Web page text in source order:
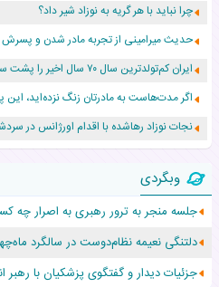
چرا نباید با هر گریه به نوزاد شیر داد؟
حدیث میرامینی از تجربه مادر شدن و پسرش
ایران کم‌تولدترین سال ۷۰ سال اخیر را پشت سر گذاشت!
اگر مدت‌هاست به مادرتان زنگ نزده‌اید، این
نجات نوزاد رهاشده با اقدام اورژانس در
۵۵۹ نوزاد در پرو با نام «هالند» به دنیا آمدند!
زن ۲۴ ساله پس از درمان سرطان رحم، مادر شد
افزایش قد این دختر، چند میلیون دلار برای
حرکت غیرقانونی یک پرستار، جان دوقلوها را
وبگردی
جلسه منجر به ترور رهبری به اصرار چه
دلتنگی نعیمه نظام‌دوست در سالگرد
جزئیات دیدار و گفتگوی پزشکیان با رهبر